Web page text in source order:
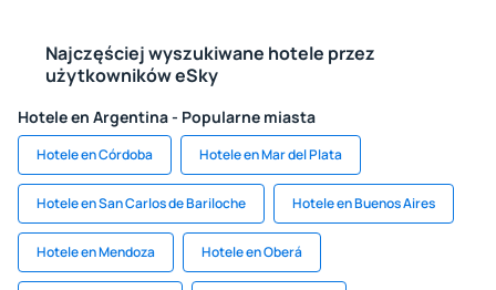
Najczęściej wyszukiwane hotele przez
użytkowników eSky
Hotele en Argentina - Popularne miasta
Hotele en Córdoba Hotele en Mar del Plata
Hotele en San Carlos de Bariloche Hotele en Buenos Aires
Hotele en Mendoza Hotele en Oberá